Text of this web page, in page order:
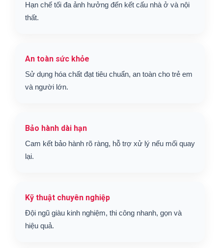
Hạn chế tối đa ảnh hưởng đến kết cấu nhà ở và nội
thất.
An toàn sức khỏe
Sử dụng hóa chất đạt tiêu chuẩn, an toàn cho trẻ em
và người lớn.
Bảo hành dài hạn
Cam kết bảo hành rõ ràng, hỗ trợ xử lý nếu mối quay
lại.
Kỹ thuật chuyên nghiệp
Đội ngũ giàu kinh nghiệm, thi công nhanh, gọn và
hiệu quả.